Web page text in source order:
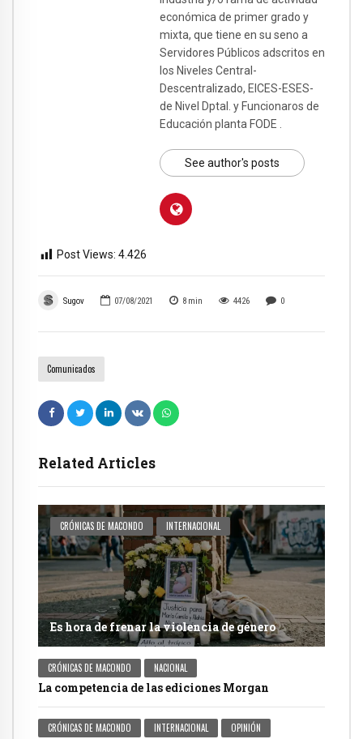
Sugov 07/08/2021 8 min 4426 0
Comunicados
Related Articles
CRÓNICAS DE MACONDO INTERNACIONAL
Es hora de frenar la violencia de género
CRÓNICAS DE MACONDO NACIONAL
La competencia de las ediciones Morgan
CRÓNICAS DE MACONDO INTERNACIONAL OPINIÓN
económica de primer grado y
mixta, que tiene en su seno a
Servidores Públicos adscritos en
los Niveles Central-
Descentralizado, EICES-ESES-
de Nivel Dptal. y Funcionaros de
Educación planta FODE .
See author's posts
Post Views: 4.426